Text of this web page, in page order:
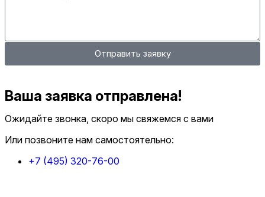
Отправить заявку
Ваша заявка отправлена!
Ожидайте звонка, скоро мы свяжемся с вами
Или позвоните нам самостоятельно:
+7 (495) 320-76-00